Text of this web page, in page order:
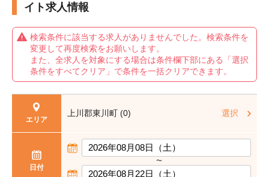
イト求人情報
検索条件に該当する求人がありませんでした。検索条件を
変更して再度検索をお願いします。
また、全求人を対象にする場合は条件欄下部にある「選択
条件をすべてクリア」で条件を一括クリアできます。
エリア
上川郡東川町 (0) 選択
日付
〜